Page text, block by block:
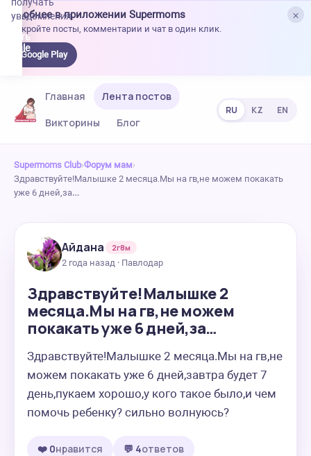
×
Удобнее в приложении Supermoms
Откройте посты, комментарии и чат в один клик.
Google Play
уведомления.
Главная
Лента постов
Викторины
Блог
RU KZ EN
Supermoms Club›Форум мам›
Здравствуйте!Малышке 2 месяца.Мы на гв,не можем покакать
уже 6 дней,за…
Айдана
2г8м
2 года назад · Павлодар
Здравствуйте!Малышке 2
месяца.Мы на гв,не можем
покакать уже 6 дней,за…
Здравствуйте!Малышке 2 месяца.Мы на гв,не
можем покакать уже 6 дней,завтра будет 7
день,пукаем хорошо,у кого такое было,и чем
помочь ребенку? сильно волнуюсь?
❤️ 0нравится 💬 4ответов